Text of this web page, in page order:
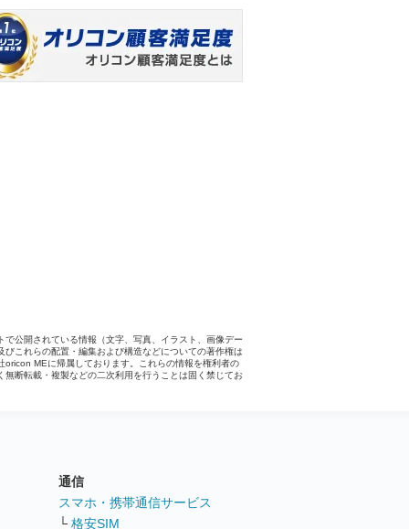
で公開されている情報（文字、写真、イラスト、画像デー
びこれらの配置・編集および構造などについての著作権は
oricon MEに帰属しております。これらの情報を権利者の
無断転載・複製などの二次利用を行うことは固く禁じてお
通信
スマホ・携帯通信サービス
└ 格安SIM